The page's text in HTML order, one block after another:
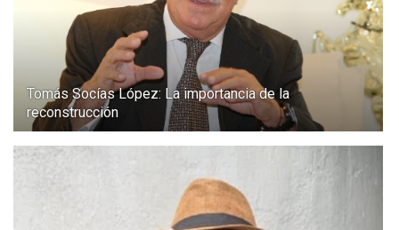
Tomás Socías López: La importancia de la
reconstrucción